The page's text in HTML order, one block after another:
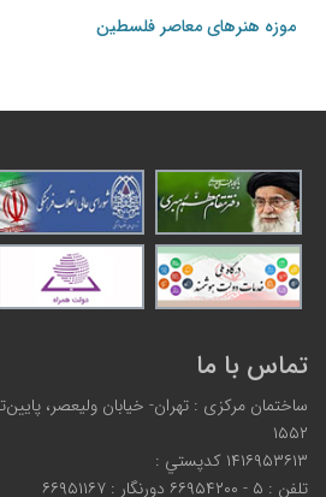
موزه هنرهای‌ معاصر فلسطین
تماس با ما
ساختمان مرکزی : تهران- خیابان ولیعصر، پایین‌تر
۱۵۵۲
۱۴۱۶۹۵۳۶۱۳ كدپستي :
تلفن : ۵ - ۶۶۹۵۴۲۰۰ دورنگار : ۶۶۹۵۱۱۶۷